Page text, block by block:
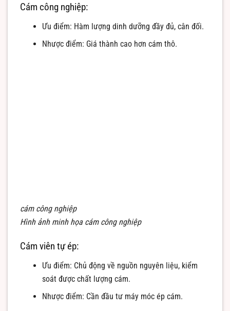
Cám công nghiệp:
Ưu điểm: Hàm lượng dinh dưỡng đầy đủ, cân đối.
Nhược điểm: Giá thành cao hơn cám thô.
cám công nghiệp
Hình ảnh minh họa cám công nghiệp
Cám viên tự ép:
Ưu điểm: Chủ động về nguồn nguyên liệu, kiểm
soát được chất lượng cám.
Nhược điểm: Cần đầu tư máy móc ép cám.